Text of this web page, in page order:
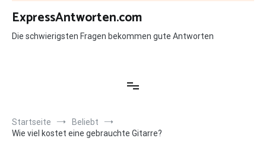
Zum
Inhalt
springen
ExpressAntworten.com
Die schwierigsten Fragen bekommen gute Antworten
Startseite
Beliebt
Wie viel kostet eine gebrauchte Gitarre?